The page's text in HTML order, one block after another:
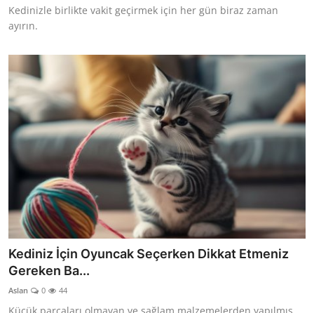
Kedinizle birlikte vakit geçirmek için her gün biraz zaman
ayırın.
Kediniz İçin Oyuncak Seçerken Dikkat Etmeniz
Gereken Ba...
Aslan 0 44